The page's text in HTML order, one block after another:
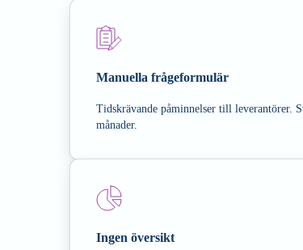
Manuella frågeformulär
Tidskrävande påminnelser till leverantörer.
månader.
Ingen översikt